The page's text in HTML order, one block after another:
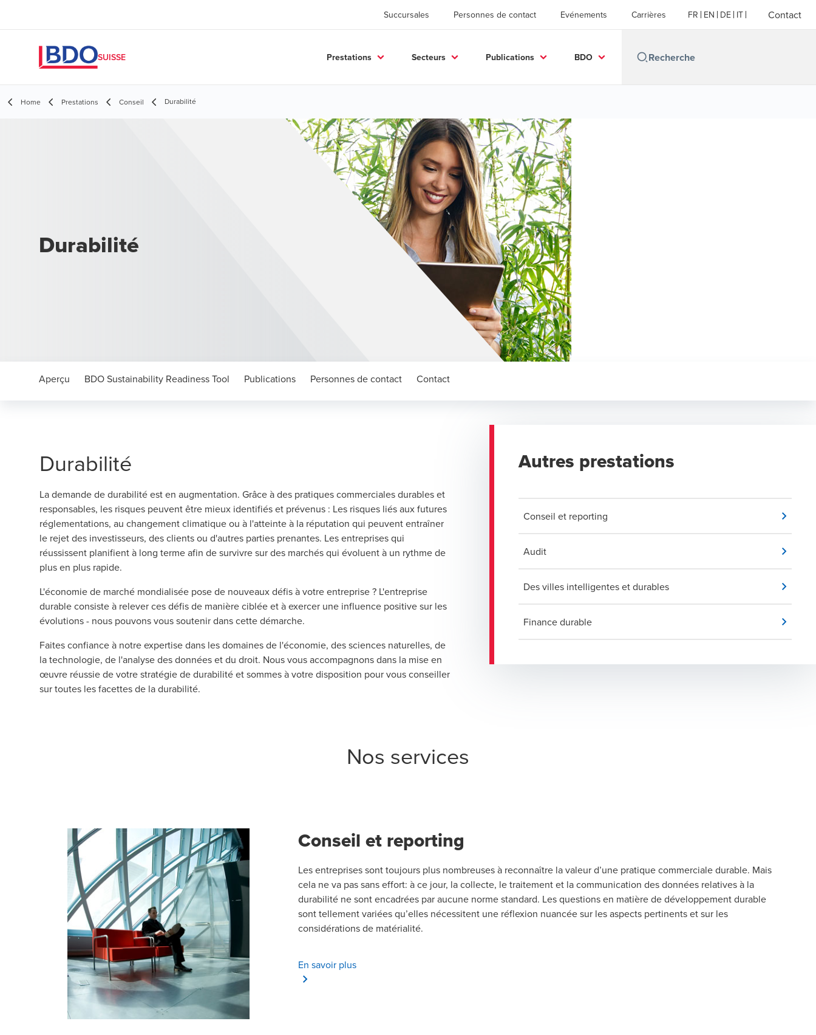
Succursales Personnes de contact Evénements Carrières FR EN DE IT Contact
SUISSE Prestations Secteurs Publications BDO
Home Prestations Conseil Durabilité
Durabilité
Aperçu BDO Sustainability Readiness Tool Publications Personnes de contact Contact
Durabilité
La demande de durabilité est en augmentation. Grâce à des pratiques commerciales durables et
responsables, les risques peuvent être mieux identifiés et prévenus : Les risques liés aux futures
réglementations, au changement climatique ou à l'atteinte à la réputation qui peuvent entraîner
le rejet des investisseurs, des clients ou d'autres parties prenantes. Les entreprises qui
réussissent planifient à long terme afin de survivre sur des marchés qui évoluent à un rythme de
plus en plus rapide.
L'économie de marché mondialisée pose de nouveaux défis à votre entreprise ? L'entreprise
durable consiste à relever ces défis de manière ciblée et à exercer une influence positive sur les
évolutions - nous pouvons vous soutenir dans cette démarche.
Faites confiance à notre expertise dans les domaines de l'économie, des sciences naturelles, de
la technologie, de l'analyse des données et du droit. Nous vous accompagnons dans la mise en
œuvre réussie de votre stratégie de durabilité et sommes à votre disposition pour vous conseiller
sur toutes les facettes de la durabilité.
Autres prestations
Conseil et reporting
Audit
Des villes intelligentes et durables
Finance durable
Nos services
Conseil et reporting
Les entreprises sont toujours plus nombreuses à reconnaître la valeur d’une pratique commerciale durable. Mais
cela ne va pas sans effort: à ce jour, la collecte, le traitement et la communication des données relatives à la
durabilité ne sont encadrées par aucune norme standard. Les questions en matière de développement durable
sont tellement variées qu’elles nécessitent une réflexion nuancée sur les aspects pertinents et sur les
considérations de matérialité.
En savoir plus